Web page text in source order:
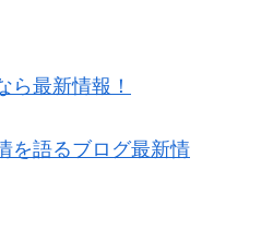
ら最新情報！
を語るブログ最新情